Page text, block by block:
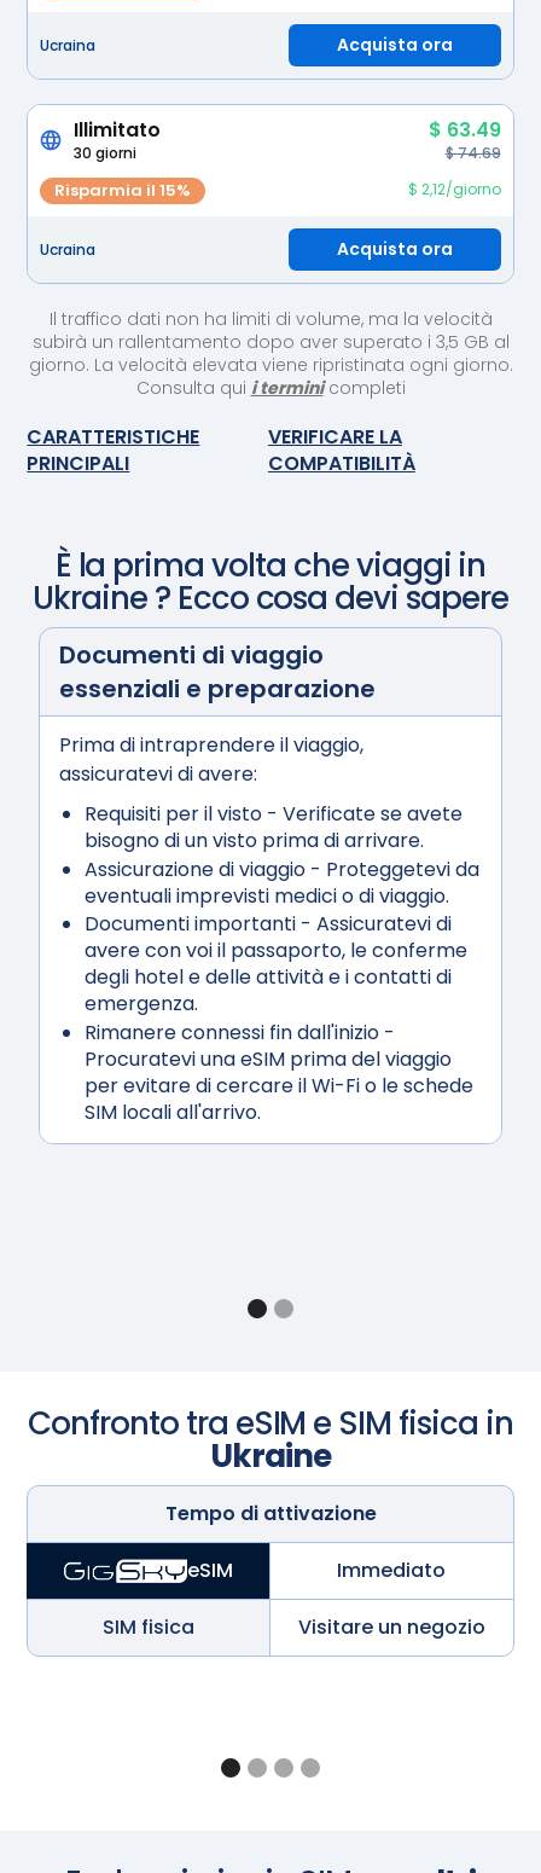
Ucraina Acquista ora
Illimitato $ 63.49
30 giorni $ 74.69
Risparmia il 15% $ 2,12/giorno
Ucraina Acquista ora
Il traffico dati non ha limiti di volume, ma la velocità
subirà un rallentamento dopo aver superato i 3,5 GB al
giorno. La velocità elevata viene ripristinata ogni giorno.
Consulta qui i terminicompleti
CARATTERISTICHE
PRINCIPALI
VERIFICARE LA
COMPATIBILITÀ
È la prima volta che viaggi in
Ukraine? Ecco cosa devi sapere
Documenti di viaggio
essenziali e preparazione
Prima di intraprendere il viaggio,
assicuratevi di avere:
Requisiti per il visto - Verificate se avete
bisogno di un visto prima di arrivare.
Assicurazione di viaggio - Proteggetevi da
eventuali imprevisti medici o di viaggio.
Documenti importanti - Assicuratevi di
avere con voi il passaporto, le conferme
degli hotel e delle attività e i contatti di
emergenza.
Rimanere connessi fin dall'inizio -
Procuratevi una eSIM prima del viaggio
per evitare di cercare il Wi-Fi o le schede
SIM locali all'arrivo.
Confronto tra eSIM e SIM fisica in
Ukraine
Tempo di attivazione
eSIM Immediato
SIM fisica Visitare un negozio